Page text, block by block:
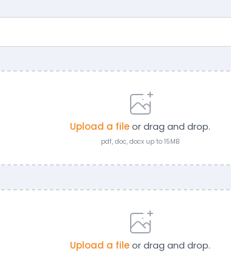
Upload a fileor drag and drop.
pdf, doc, docx up to 15MB
Upload a fileor drag and drop.